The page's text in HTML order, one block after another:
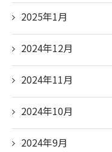
2025年1月
2024年12月
2024年11月
2024年10月
2024年9月